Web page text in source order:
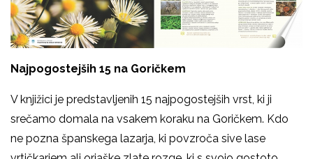
Najpogostejših 15 na Goričkem
V knjižici je predstavljenih 15 najpogostejših vrst, ki ji
srečamo domala na vsakem koraku na Goričkem. Kdo
ne pozna španskega lazarja, ki povzroča sive lase